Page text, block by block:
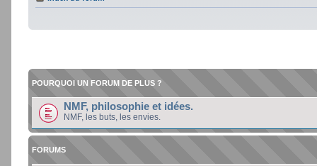
POURQUOI UN FORUM DE PLUS ?
NMF, philosophie et idées.
NMF, les buts, les envies.
FORUMS